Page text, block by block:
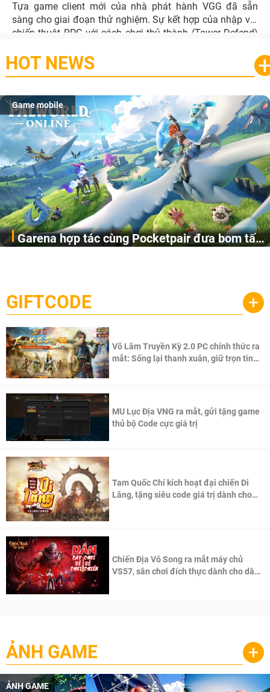
Tựa game client mới của nhà phát hành VGG đã sẵn
sàng cho giai đoạn thử nghiệm. Sự kết hợp của nhập vai
chiến thuật RPG với cách chơi thủ thành (Tower Defend)
game Việt sắp tới đây.
HOT NEWS
Game mobile
Garena hợp tác cùng Pocketpair đưa bom tấn
cầu, theo giấy phép chính thức từ công ty game Nhật Bản
Pocketpair, Inc.
GIFTCODE +
Võ Lâm Truyền Kỳ 2.0 PC chính thức ra
mắt: Sống lại thanh xuân, giữ trọn tinh
MU Lục Địa VNG ra mắt, gửi tặng game
thủ bộ Code cực giá trị
Tam Quốc Chí kích hoạt đại chiến Di
Lăng, tặng siêu code giá trị dành cho
Chiến Địa Vô Song ra mắt máy chủ
VS57, sân chơi đích thực dành cho dân
ẢNH GAME +
ẢNH GAME